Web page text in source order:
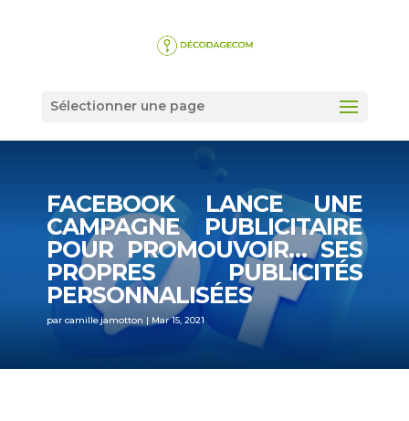
Sélectionner une page
FACEBOOK LANCE UNE
CAMPAGNE PUBLICITAIRE
POUR PROMOUVOIR… SES
PROPRES PUBLICITÉS
PERSONNALISÉES
par camille.jamotton | Mar 15, 2021